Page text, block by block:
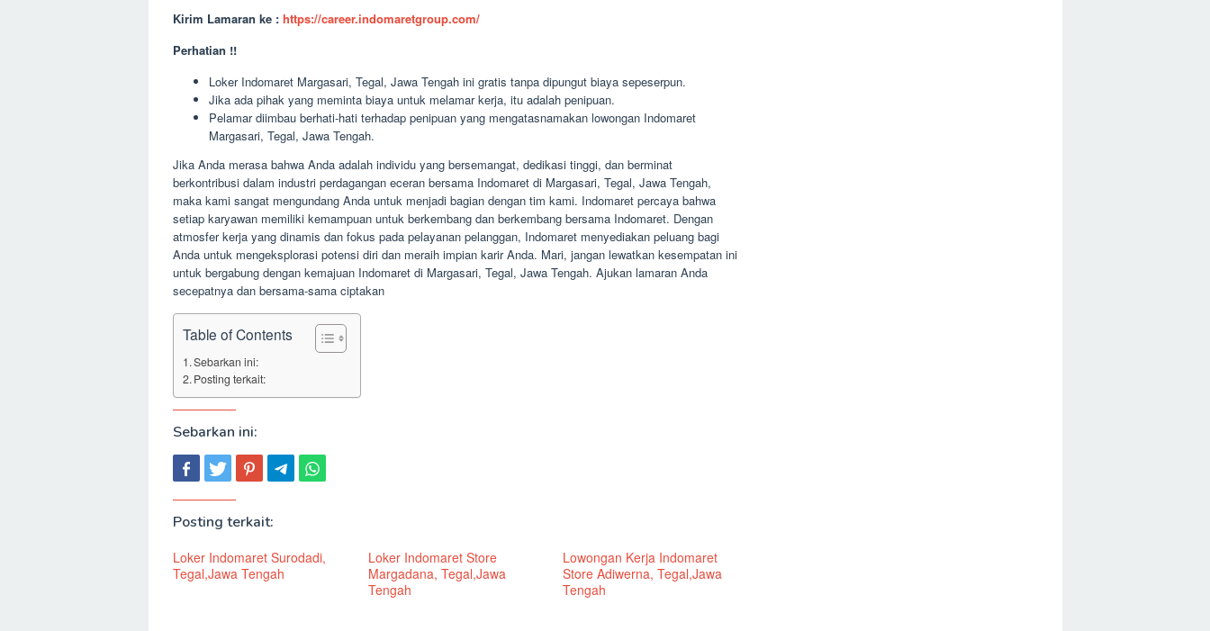
Kirim Lamaran ke : https://career.indomaretgroup.com/
Perhatian !!
Loker Indomaret Margasari, Tegal, Jawa Tengah ini gratis tanpa dipungut biaya sepeserpun.
Jika ada pihak yang meminta biaya untuk melamar kerja, itu adalah penipuan.
Pelamar diimbau berhati-hati terhadap penipuan yang mengatasnamakan lowongan Indomaret
Margasari, Tegal, Jawa Tengah.
Jika Anda merasa bahwa Anda adalah individu yang bersemangat, dedikasi tinggi, dan berminat
berkontribusi dalam industri perdagangan eceran bersama Indomaret di Margasari, Tegal, Jawa Tengah,
maka kami sangat mengundang Anda untuk menjadi bagian dengan tim kami. Indomaret percaya bahwa
setiap karyawan memiliki kemampuan untuk berkembang dan berkembang bersama Indomaret. Dengan
atmosfer kerja yang dinamis dan fokus pada pelayanan pelanggan, Indomaret menyediakan peluang bagi
Anda untuk mengeksplorasi potensi diri dan meraih impian karir Anda. Mari, jangan lewatkan kesempatan ini
untuk bergabung dengan kemajuan Indomaret di Margasari, Tegal, Jawa Tengah. Ajukan lamaran Anda
secepatnya dan bersama-sama ciptakan
Table of Contents
Sebarkan ini:
Posting terkait:
Sebarkan ini:
Posting terkait:
Loker Indomaret Surodadi,
Tegal,Jawa Tengah
Loker Indomaret Store
Margadana, Tegal,Jawa
Tengah
Lowongan Kerja Indomaret
Store Adiwerna, Tegal,Jawa
Tengah